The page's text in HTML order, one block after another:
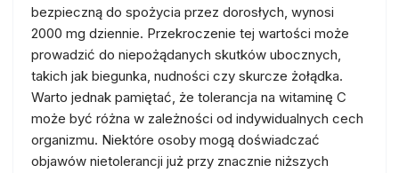
bezpieczną do spożycia przez dorosłych, wynosi
2000 mg dziennie. Przekroczenie tej wartości może
prowadzić do niepożądanych skutków ubocznych,
takich jak biegunka, nudności czy skurcze żołądka.
Warto jednak pamiętać, że tolerancja na witaminę C
może być różna w zależności od indywidualnych cech
organizmu. Niektóre osoby mogą doświadczać
objawów nietolerancji już przy znacznie niższych